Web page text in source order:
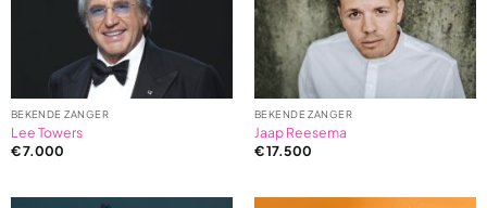
ratings
BEKENDE ZANGER
Lee Towers
€7.000
BEKENDE ZANGER
Jaap Reesema
€17.500